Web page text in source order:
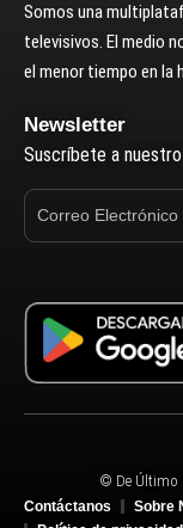
Somos una
televisivos. El medio
el menor tiempo en la
Newsletter
Suscríbete a
© De Último
Contáctanos
Sobre